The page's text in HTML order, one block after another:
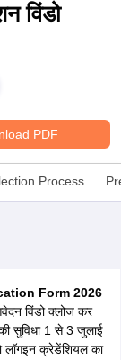
विंडो
PDF
Process
Form 2026
विंडो क्लोज कर
सुविधा 1 से 3 जुलाई
क्रेडेंशियल का